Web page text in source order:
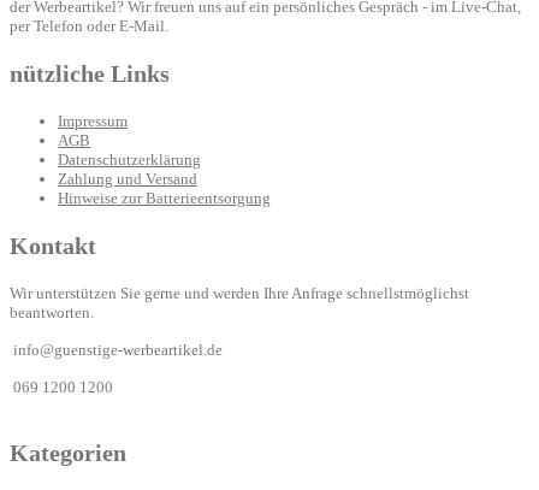
der Werbeartikel? Wir freuen uns auf ein persönliches Gespräch - im Live-Chat,
per Telefon oder E-Mail.
nützliche Links
Impressum
AGB
Datenschutzerklärung
Zahlung und Versand
Hinweise zur Batterieentsorgung
Kontakt
Wir unterstützen Sie gerne und werden Ihre Anfrage schnellstmöglichst
beantworten.
info@guenstige-werbeartikel.de
069 1200 1200
Kategorien